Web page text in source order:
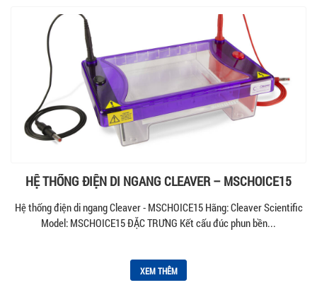
HỆ THỐNG ĐIỆN DI NGANG CLEAVER – MSCHOICE15
Hệ thống điện di ngang Cleaver - MSCHOICE15 Hãng: Cleaver Scientific
Model: MSCHOICE15 ĐẶC TRƯNG Kết cấu đúc phun bền...
XEM THÊM